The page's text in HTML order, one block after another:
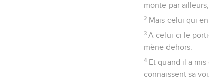
monte par
2 Mais celui qui
3 A celui-ci le
mène dehors.
4 Et quand il a
connaissent sa